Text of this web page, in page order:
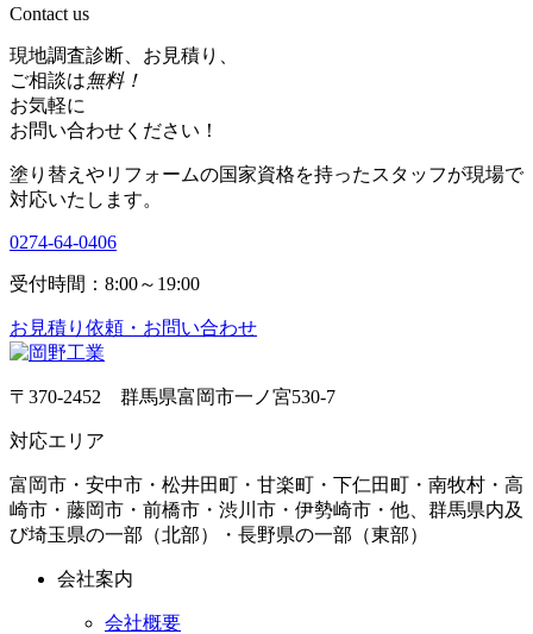
Contact us
現地調査診断、お見積り、
ご相談は無料！
お気軽に
お問い合わせください！
塗り替えやリフォームの国家資格を持ったスタッフが現場で
対応いたします。
0274-64-0406
受付時間：8:00～19:00
お見積り依頼・お問い合わせ
〒370-2452 群馬県富岡市一ノ宮530-7
対応エリア
富岡市・安中市・松井田町・甘楽町・下仁田町・南牧村・高
崎市・藤岡市・前橋市・渋川市・伊勢崎市・他、群馬県内及
び埼玉県の一部（北部）・長野県の一部（東部）
会社案内
会社概要